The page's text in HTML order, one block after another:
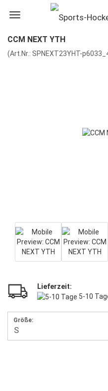
CCM NEXT YTH
(Art.Nr.: SPNEXT23YHT-
Lieferzeit:
5-10
Größe: